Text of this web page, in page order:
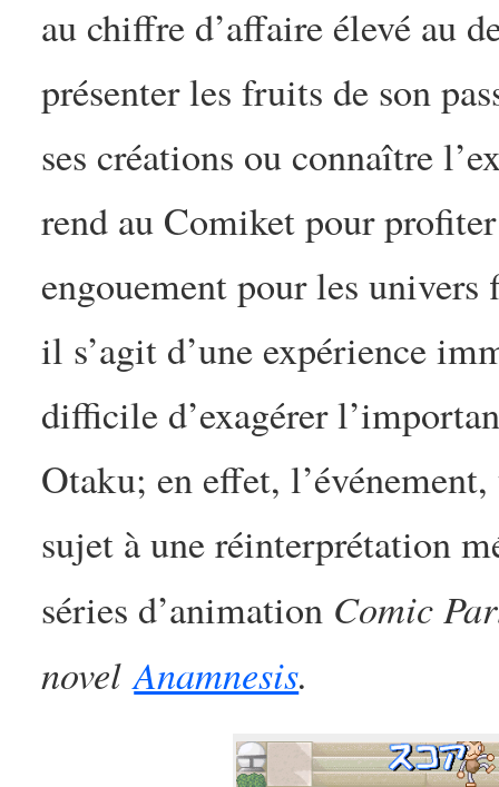
au chiffre d’affaire élevé au
présenter les fruits de son
ses créations ou connaître
rend au Comiket pour
engouement pour les
il s’agit d’une expérience
difficile d’exagérer
Otaku; en effet,
sujet à une réinterprétation
séries d’animation Comic
novelAnamnesis.